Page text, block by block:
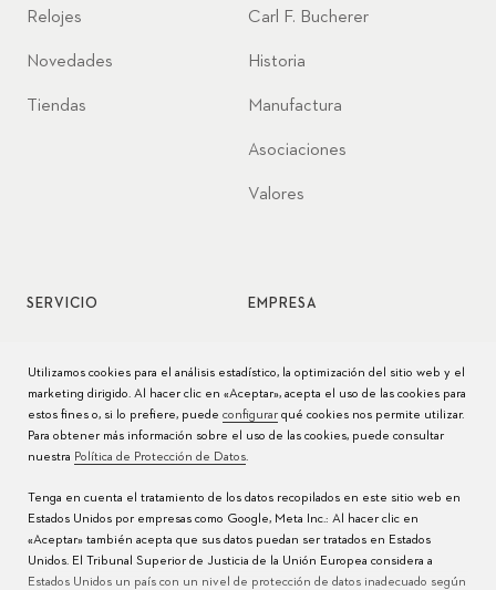
Relojes
Novedades
Tiendas
Carl F. Bucherer
Historia
Manufactura
Asociaciones
Valores
SERVICIO
Cuidado del reloj
Manuales
Preguntas frecuentes
Centros de servicio
EMPRESA
Prensa
Utilizamos cookies para el análisis estadístico, la optimización del sitio web y el
marketing dirigido. Al hacer clic en «Aceptar», acepta el uso de las cookies para
estos fines o, si lo prefiere, puede configurarqué cookies nos permite utilizar.
Para obtener más información sobre el uso de las cookies, puede consultar
nuestra Política de Protección de Datos.
Tenga en cuenta el tratamiento de los datos recopilados en este sitio web en
Estados Unidos por empresas como Google, Meta Inc.: Al hacer clic en
«Aceptar» también acepta que sus datos puedan ser tratados en Estados
Unidos. El Tribunal Superior de Justicia de la Unión Europea considera a
Estados Unidos un país con un nivel de protección de datos inadecuado según